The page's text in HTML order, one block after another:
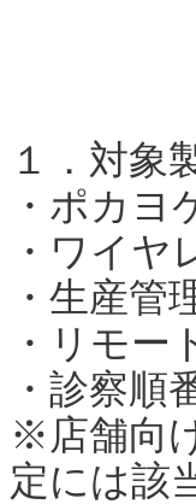
１．対象
・ポカヨ
・ワイヤ
・生産管
・リモ
・診察順
※店舗向
定には該